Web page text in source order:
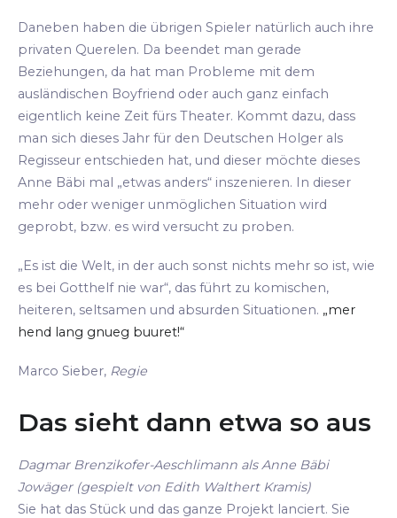
Daneben haben die übrigen Spieler natürlich auch ihre
privaten Querelen. Da beendet man gerade
Beziehungen, da hat man Probleme mit dem
ausländischen Boyfriend oder auch ganz einfach
eigentlich keine Zeit fürs Theater. Kommt dazu, dass
man sich dieses Jahr für den Deutschen Holger als
Regisseur entschieden hat, und dieser möchte dieses
Anne Bäbi mal „etwas anders“ inszenieren. In dieser
mehr oder weniger unmöglichen Situation wird
geprobt, bzw. es wird versucht zu proben.
„Es ist die Welt, in der auch sonst nichts mehr so ist, wie
es bei Gotthelf nie war“, das führt zu komischen,
heiteren, seltsamen und absurden Situationen. „mer
hend lang gnueg buuret!“
Marco Sieber, Regie
Das sieht dann etwa so aus
Dagmar Brenzikofer-Aeschlimann als Anne Bäbi
Jowäger (gespielt von Edith Walthert Kramis)
Sie hat das Stück und das ganze Projekt lanciert. Sie